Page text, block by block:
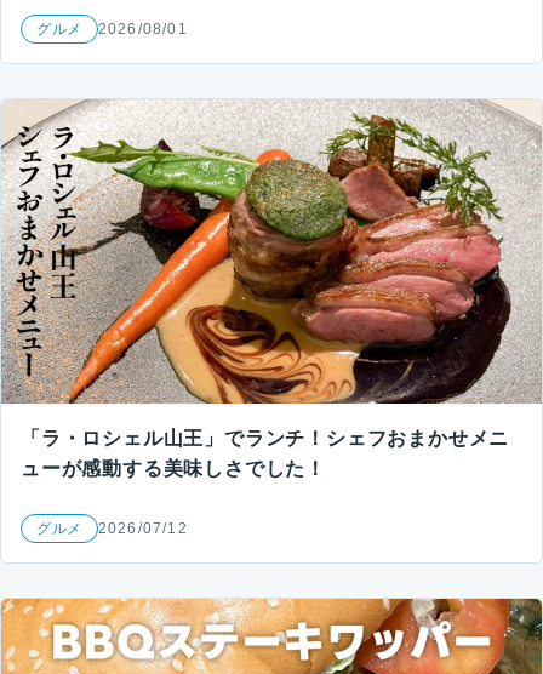
グルメ 2026/08/01
「ラ・ロシェル山王」でランチ！シェフおまかせメニ
ューが感動する美味しさでした！
グルメ 2026/07/12